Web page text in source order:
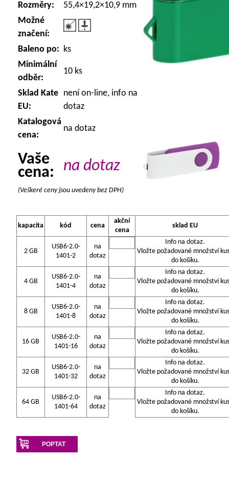
Rozměry:
55,4×19,2×10,9 mm
Možné
značení:
Baleno po: ks
Minimální
odběr:
10 ks
Sklad Kate
EU:
není on-line, info na
dotaz
Katalogová
cena:
na dotaz
Vaše
cena:
na dotaz
(Veškeré ceny jsou uvedeny bez DPH)
kapacita kód cena
akční
cena
sklad EU
2 GB
USB6-2.0-
1401-2
na
dotaz
Info na dotaz.
Vložte požadované množství
do košíku.
4 GB
USB6-2.0-
1401-4
na
dotaz
Info na dotaz.
Vložte požadované množství
do košíku.
8 GB
USB6-2.0-
1401-8
na
dotaz
Info na dotaz.
Vložte požadované množství
do košíku.
16 GB
USB6-2.0-
1401-16
na
dotaz
Info na dotaz.
Vložte požadované množství
do košíku.
32 GB
USB6-2.0-
1401-32
na
dotaz
Info na dotaz.
Vložte požadované množství
do košíku.
64 GB
USB6-2.0-
1401-64
na
dotaz
Info na dotaz.
Vložte požadované množství
do košíku.
POPTAT